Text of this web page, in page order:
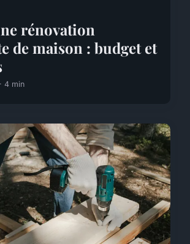
rénovation
de maison : budget et
4 min